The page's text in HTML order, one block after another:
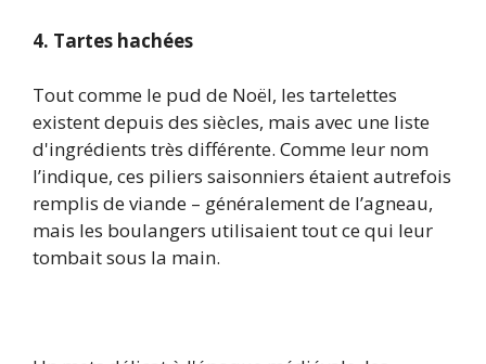
4. Tartes hachées
Tout comme le pud de Noël, les tartelettes
existent depuis des siècles, mais avec une liste
d'ingrédients très différente. Comme leur nom
l’indique, ces piliers saisonniers étaient autrefois
remplis de viande – généralement de l’agneau,
mais les boulangers utilisaient tout ce qui leur
tombait sous la main.